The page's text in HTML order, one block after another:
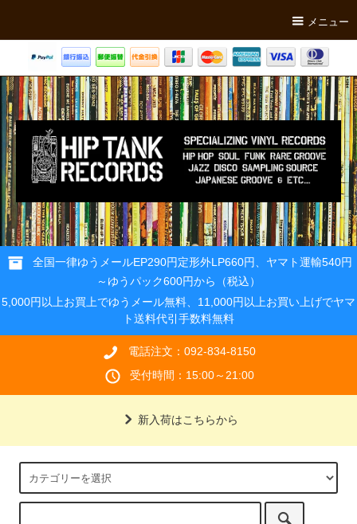
メニュー
全国一律ゆうメールEP290円定形外LP660円、ヤマト運輸540円
～ゆうパック600円から（税込）
5,000円以上お買上でゆうメール無料、11,000円以上お買い上げでヤマ
ト送料代引手数料無料
電話注文：092-834-8150
受付時間：15:00～21:00
新入荷はこちらから